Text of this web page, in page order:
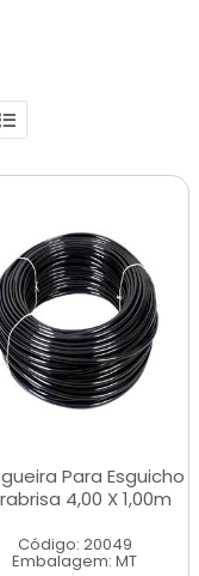
Para Esguicho
4,00 X 1,00m
Código: 20049
Embalagem: MT